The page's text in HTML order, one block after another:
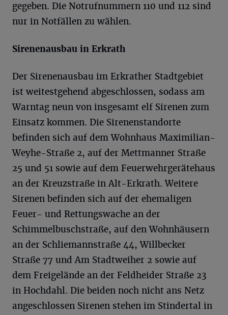
gegeben. Die Notrufnummern 110 und 112 sind
nur in Notfällen zu wählen.
Sirenenausbau in Erkrath
Der Sirenenausbau im Erkrather Stadtgebiet
ist weitestgehend abgeschlossen, sodass am
Warntag neun von insgesamt elf Sirenen zum
Einsatz kommen. Die Sirenenstandorte
befinden sich auf dem Wohnhaus Maximilian-
Weyhe-Straße 2, auf der Mettmanner Straße
25 und 51 sowie auf dem Feuerwehrgerätehaus
an der Kreuzstraße in Alt-Erkrath. Weitere
Sirenen befinden sich auf der ehemaligen
Feuer- und Rettungswache an der
Schimmelbuschstraße, auf den Wohnhäusern
an der Schliemannstraße 44, Willbecker
Straße 77 und Am Stadtweiher 2 sowie auf
dem Freigelände an der Feldheider Straße 23
in Hochdahl. Die beiden noch nicht ans Netz
angeschlossen Sirenen stehen im Stindertal in